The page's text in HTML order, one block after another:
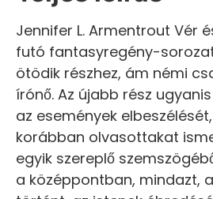
Jennifer L. Armentrout Vér
futó fantasyregény-
ötödik részhez, ám némi
írónő. Az újabb rész
az események
korábban olvasottakat
egyik szereplő
a középpontban, mindazt,